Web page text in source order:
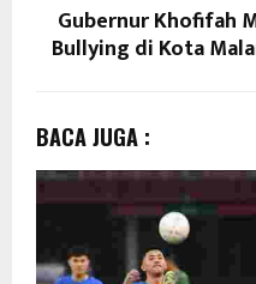
Gubernur Khofifah
Bullying di Kota
BACA JUGA :